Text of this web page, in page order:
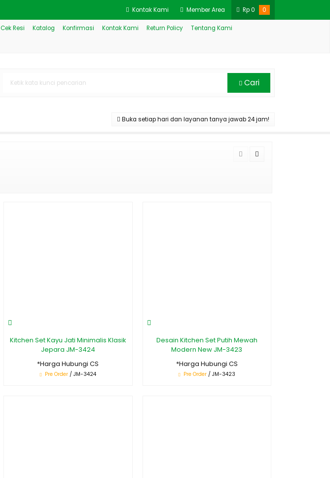
Kontak Kami Member Area Rp0 0
Cek Resi Katalog Konfirmasi Kontak Kami Return Policy Tentang Kami
Cari
Buka setiap hari dan layanan tanya jawab 24 jam!
Kitchen Set Kayu Jati Minimalis Klasik
Jepara JM-3424
*Harga Hubungi CS
Pre Order / JM-3424
Desain Kitchen Set Putih Mewah
Modern New JM-3423
*Harga Hubungi CS
Pre Order / JM-3423